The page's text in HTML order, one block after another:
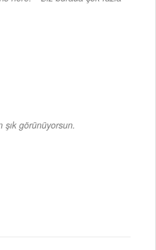
şık görünüyorsun.